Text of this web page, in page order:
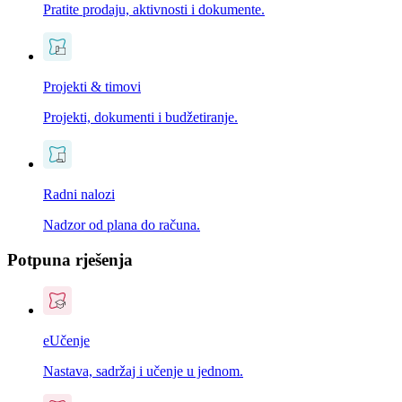
Pratite prodaju, aktivnosti i dokumente.
Projekti & timovi
Projekti, dokumenti i budžetiranje.
Radni nalozi
Nadzor od plana do računa.
Potpuna rješenja
eUčenje
Nastava, sadržaj i učenje u jednom.